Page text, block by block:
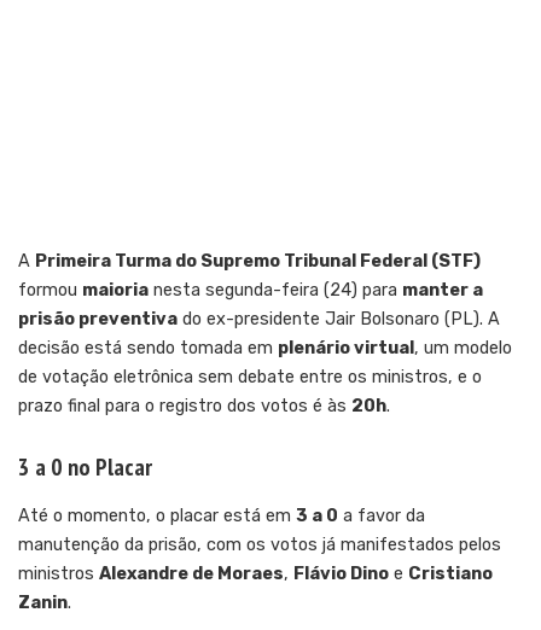
A Primeira Turma do Supremo Tribunal Federal (STF)
formou maioria nesta segunda-feira (24) para manter a
prisão preventiva do ex-presidente Jair Bolsonaro (PL). A
decisão está sendo tomada em plenário virtual , um modelo
de votação eletrônica sem debate entre os ministros, e o
prazo final para o registro dos votos é às 20h.
3 a 0 no Placar
Até o momento, o placar está em 3 a 0 a favor da
manutenção da prisão, com os votos já manifestados pelos
ministros Alexandre de Moraes, Flávio Dino e Cristiano
Zanin.